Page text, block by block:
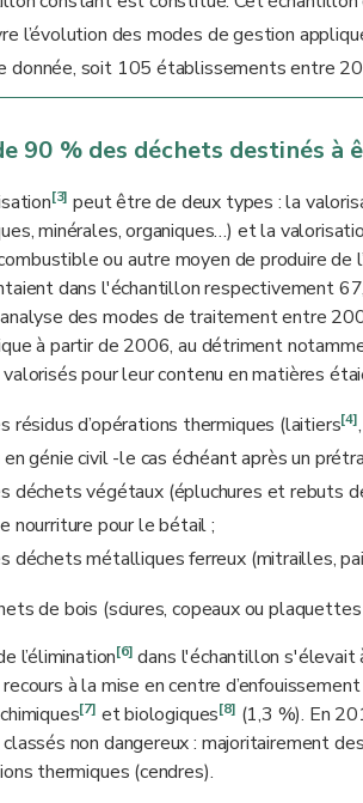
l’évolution des modes de gestion
donnée, soit 105 établissements entre
90 % des déchets destinés à
[3] peut être de deux types : la
minérales, organiques…) et la
ou autre moyen de produire
dans l'échantillon respectivement
des modes de traitement entre
à partir de 2006, au détriment
pour leur contenu en matières
résidus d’opérations thermiques (laitiers[4]
en génie civil -le cas échéant après un
déchets végétaux (épluchures et rebuts
nourriture pour le bétail ;
déchets métalliques ferreux (mitrailles,
de bois (sciures, copeaux ou
l’élimination[6] dans l'échantillon s'élevait
à la mise en centre
[7] et biologiques[8] (1,3 %). En
non dangereux : majoritairement
thermiques (cendres).